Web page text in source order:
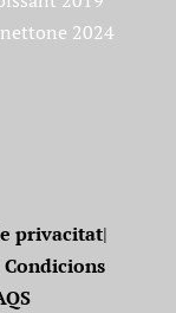
privacitat|
Condicions